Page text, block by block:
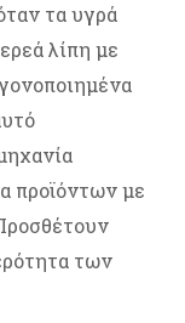
τα υγρά
λίπη με
προϊόντων με
των